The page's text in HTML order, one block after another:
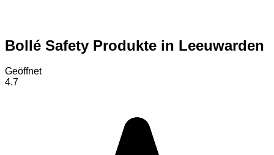
Bollé Safety Produkte in Leeuwarden
Geöffnet
4.7